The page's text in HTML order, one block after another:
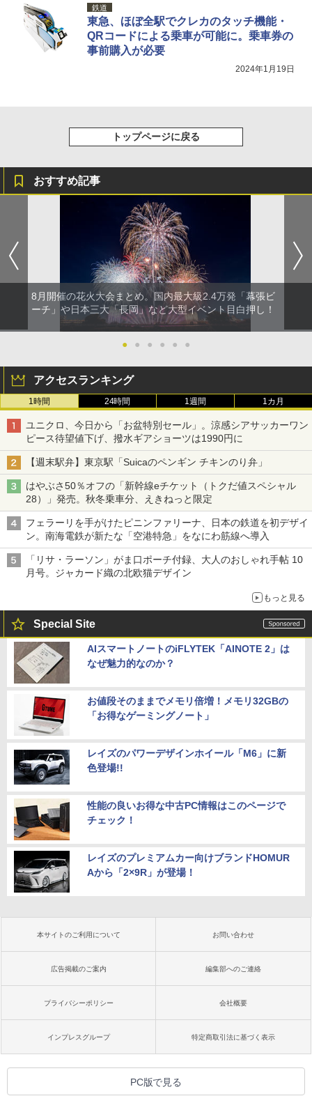
鉄道
東急、ほぼ全駅でクレカのタッチ機能・
QRコードによる乗車が可能に。乗車券の
事前購入が必要
2024年1月19日
トップページに戻る
おすすめ記事
8月開催の花火大会まとめ。国内最大級2.4万発「幕張ビ
ーチ」や日本三大「長岡」など大型イベント目白押し！
● ● ● ● ● ●
アクセスランキング
1時間 24時間 1週間 1カ月
ユニクロ、今日から「お盆特別セール」。涼感シアサッカーワン
ピース待望値下げ、撥水ギアショーツは1990円に
【週末駅弁】東京駅「Suicaのペンギン チキンのり弁」
はやぶさ50％オフの「新幹線eチケット（トクだ値スペシャル
28）」発売。秋冬乗車分、えきねっと限定
フェラーリを手がけたピニンファリーナ、日本の鉄道を初デザイ
ン。南海電鉄が新たな「空港特急」をなにわ筋線へ導入
「リサ・ラーソン」がま口ポーチ付録、大人のおしゃれ手帖 10
月号。ジャカード織の北欧猫デザイン
もっと見る
Special Site
AIスマートノートのiFLYTEK「AINOTE 2」は
なぜ魅力的なのか？
お値段そのままでメモリ倍増！メモリ32GBの
「お得なゲーミングノート」
レイズのパワーデザインホイール「M6」に新
色登場!!
性能の良いお得な中古PC情報はこのページで
チェック！
レイズのプレミアムカー向けブランドHOMUR
Aから「2×9R」が登場！
本サイトのご利用について お問い合わせ
広告掲載のご案内 編集部へのご連絡
プライバシーポリシー 会社概要
インプレスグループ 特定商取引法に基づく表示
PC版で見る